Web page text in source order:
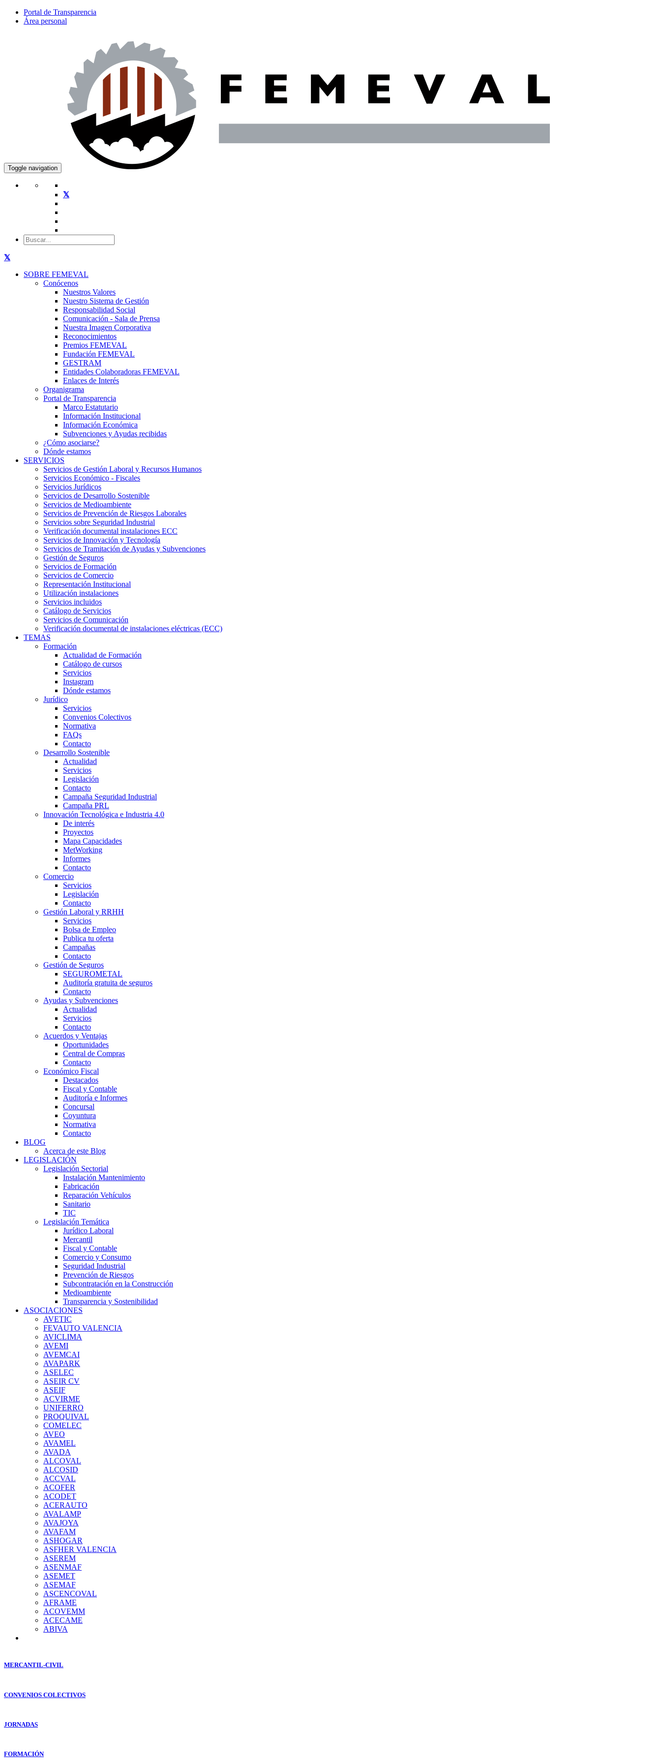
Portal de Transparencia
Área personal
Toggle navigation
SOBRE FEMEVAL
Conócenos
Nuestros Valores
Nuestro Sistema de Gestión
Responsabilidad Social
Comunicación - Sala de Prensa
Nuestra Imagen Corporativa
Reconocimientos
Premios FEMEVAL
Fundación FEMEVAL
GESTRAM
Entidades Colaboradoras FEMEVAL
Enlaces de Interés
Organigrama
Portal de Transparencia
Marco Estatutario
Información Institucional
Información Económica
Subvenciones y Ayudas recibidas
¿Cómo asociarse?
Dónde estamos
SERVICIOS
Servicios de Gestión Laboral y Recursos Humanos
Servicios Económico - Fiscales
Servicios Jurídicos
Servicios de Desarrollo Sostenible
Servicios de Medioambiente
Servicios de Prevención de Riesgos Laborales
Servicios sobre Seguridad Industrial
Verificación documental instalaciones ECC
Servicios de Innovación y Tecnología
Servicios de Tramitación de Ayudas y Subvenciones
Gestión de Seguros
Servicios de Formación
Servicios de Comercio
Representación Institucional
Utilización instalaciones
Servicios incluidos
Catálogo de Servicios
Servicios de Comunicación
Verificación documental de instalaciones eléctricas (ECC)
TEMAS
Formación
Actualidad de Formación
Catálogo de cursos
Servicios
Instagram
Dónde estamos
Jurídico
Servicios
Convenios Colectivos
Normativa
FAQs
Contacto
Desarrollo Sostenible
Actualidad
Servicios
Legislación
Contacto
Campaña Seguridad Industrial
Campaña PRL
Innovación Tecnológica e Industria 4.0
De interés
Proyectos
Mapa Capacidades
MetWorking
Informes
Contacto
Comercio
Servicios
Legislación
Contacto
Gestión Laboral y RRHH
Servicios
Bolsa de Empleo
Publica tu oferta
Campañas
Contacto
Gestión de Seguros
SEGUROMETAL
Auditoría gratuita de seguros
Contacto
Ayudas y Subvenciones
Actualidad
Servicios
Contacto
Acuerdos y Ventajas
Oportunidades
Central de Compras
Contacto
Económico Fiscal
Destacados
Fiscal y Contable
Auditoría e Informes
Concursal
Coyuntura
Normativa
Contacto
BLOG
Acerca de este Blog
LEGISLACIÓN
Legislación Sectorial
Instalación Mantenimiento
Fabricación
Reparación Vehículos
Sanitario
TIC
Legislación Temática
Jurídico Laboral
Mercantil
Fiscal y Contable
Comercio y Consumo
Seguridad Industrial
Prevención de Riesgos
Subcontratación en la Construcción
Medioambiente
Transparencia y Sostenibilidad
ASOCIACIONES
AVETIC
FEVAUTO VALENCIA
AVICLIMA
AVEMI
AVEMCAI
AVAPARK
ASELEC
ASEIR CV
ASEIF
ACVIRME
UNIFERRO
PROQUIVAL
COMELEC
AVEO
AVAMEL
AVADA
ALCOVAL
ALCOSID
ACCVAL
ACOFER
ACODET
ACERAUTO
AVALAMP
AVAJOYA
AVAFAM
ASHOGAR
ASFHER VALENCIA
ASEREM
ASENMAF
ASEMET
ASEMAF
ASCENCOVAL
AFRAME
ACOVEMM
ACECAME
ABIVA
MERCANTIL-CIVIL
CONVENIOS COLECTIVOS
JORNADAS
FORMACIÓN